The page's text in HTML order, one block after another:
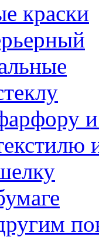
краски